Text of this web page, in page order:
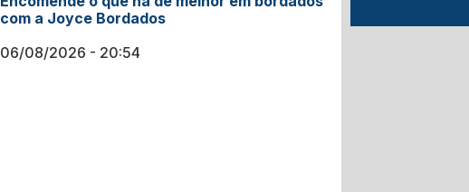
com a Joyce Bordados
06/08/2026
20:54